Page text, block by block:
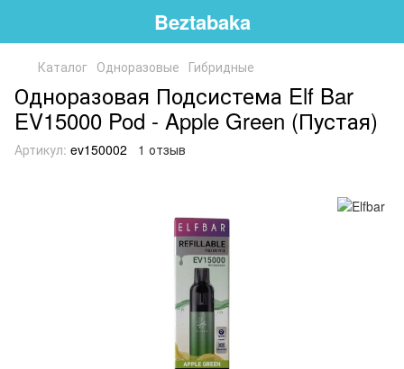
Beztabaka
Каталог Одноразовые Гибридные
Одноразовая Подсистема Elf Bar
EV15000 Pod - Apple Green (Пустая)
Артикул: ev150002 1 отзыв